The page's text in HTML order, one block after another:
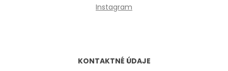
Instagram
KONTAKTNÉ ÚDAJE